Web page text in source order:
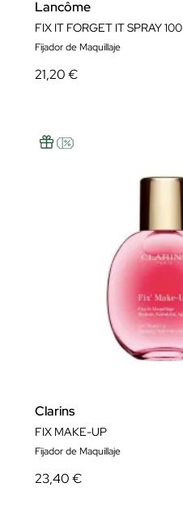
Lancôme
FIX IT FORGET IT SPRAY
Fijador de Maquillaje
21,20 €
Clarins
FIX MAKE-UP
Fijador de Maquillaje
23,40 €